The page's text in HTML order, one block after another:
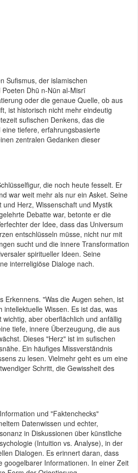
Sufismus, der islamischen
Dhū n-Nūn al-Misrī
oder die genaue Quelle, ob aus
ist historisch nicht mehr eindeutig
sufischen Denkens, das die
tiefere, erfahrungsbasierte
zentralen Gedanken dieser
die noch heute fesselt. Er
war weit mehr als nur ein Asket. Seine
Herz, Wissenschaft und Mystik
Debatte war, betonte er die
der Idee, dass das Universum
entschlüsseln müsse, nicht nur mit
sucht und die innere Transformation
spiritueller Ideen. Seine
interreligiöse Dialoge nach.
Erkennens. "Was die Augen sehen, ist
Wissen. Es ist das, was
aber oberflächlich und anfällig
tiefe, innere Überzeugung, die aus
Dieses "Herz" ist im sufischen
Ein häufiges Missverständnis
zu lesen. Vielmehr geht es um eine
Schritt, die Gewissheit des
und "Faktenchecks"
Datenwissen und echter,
in Diskussionen über künstliche
(Intuition vs. Analyse), in der
Dialogen. Es erinnert daran, dass
googelbarer Informationen. In einer Zeit